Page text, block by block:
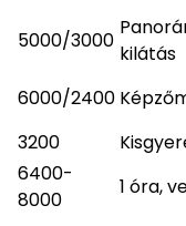
5000/3000
kilátás
6000/2400
3200
6400-
8000
1 óra,